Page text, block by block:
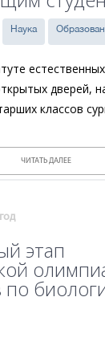
Наука
дверей,
классов
ЧИТАТЬ ДАЛЕЕ
этап